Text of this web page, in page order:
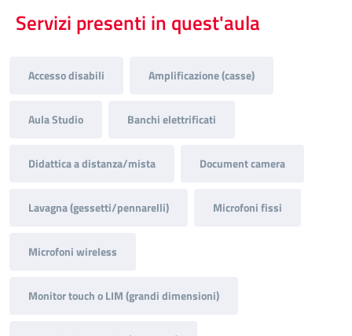
Servizi presenti in quest'aula
Accesso disabili Amplificazione (casse)
Aula Studio Banchi elettrificati
Didattica a distanza/mista Document camera
Lavagna (gessetti/pennarelli) Microfoni fissi
Microfoni wireless
Monitor touch o LIM (grandi dimensioni)